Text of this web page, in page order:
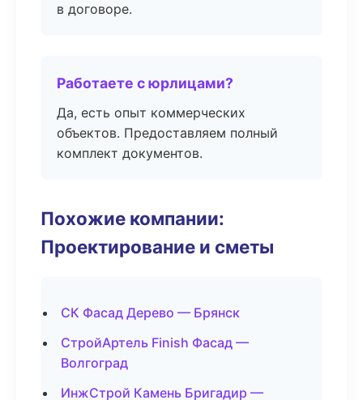
в договоре.
Работаете с юрлицами?
Да, есть опыт коммерческих
объектов. Предоставляем полный
комплект документов.
Похожие компании:
Проектирование и сметы
СК Фасад Дерево — Брянск
СтройАртель Finish Фасад —
Волгоград
ИнжСтрой Камень Бригадир —